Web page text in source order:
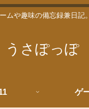
ムや趣味の備忘録兼日記。
うさぽっぽ
ゲ